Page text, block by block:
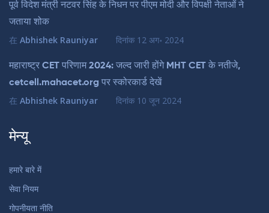
पूर्व विदेश मंत्री नटवर सिंह के निधन पर पीएम मोदी और विपक्षी नेताओं ने
जताया शोक
在 Abhishek Rauniyar दिनांक 12 अग॰ 2024
महाराष्ट्र CET परिणाम 2024: जल्द जारी होंगे MHT CET के नतीजे,
cetcell.mahacet.org पर स्कोरकार्ड देखें
在 Abhishek Rauniyar दिनांक 10 जून 2024
मेन्यू
हमारे बारे में
सेवा नियम
गोपनीयता नीति